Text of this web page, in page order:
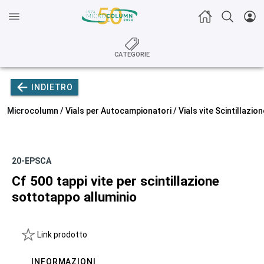
CATEGORIE
INDIETRO
Microcolumn / Vials per Autocampionatori/ Vials vite
20-EPSCA
Cf 500 tappi vite per scintillazione
sottotappo alluminio
Link prodotto
INFORMAZIONI